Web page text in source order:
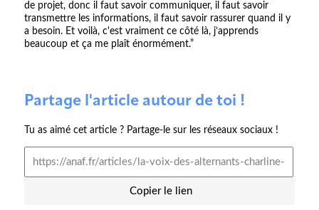
de projet, donc il faut savoir communiquer, il faut savoir
transmettre les informations, il faut savoir rassurer quand il y
a besoin. Et voilà, c'est vraiment ce côté là, j’apprends
beaucoup et ça me plaît énormément.”
Partage l'article autour de toi !
Tu as aimé cet article ? Partage-le sur les réseaux sociaux !
Copier le lien